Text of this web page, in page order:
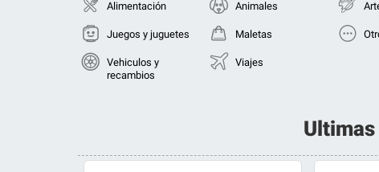
Alimentación Animales
Juegos y juguetes Maletas
Vehiculos y
recambios
Viajes